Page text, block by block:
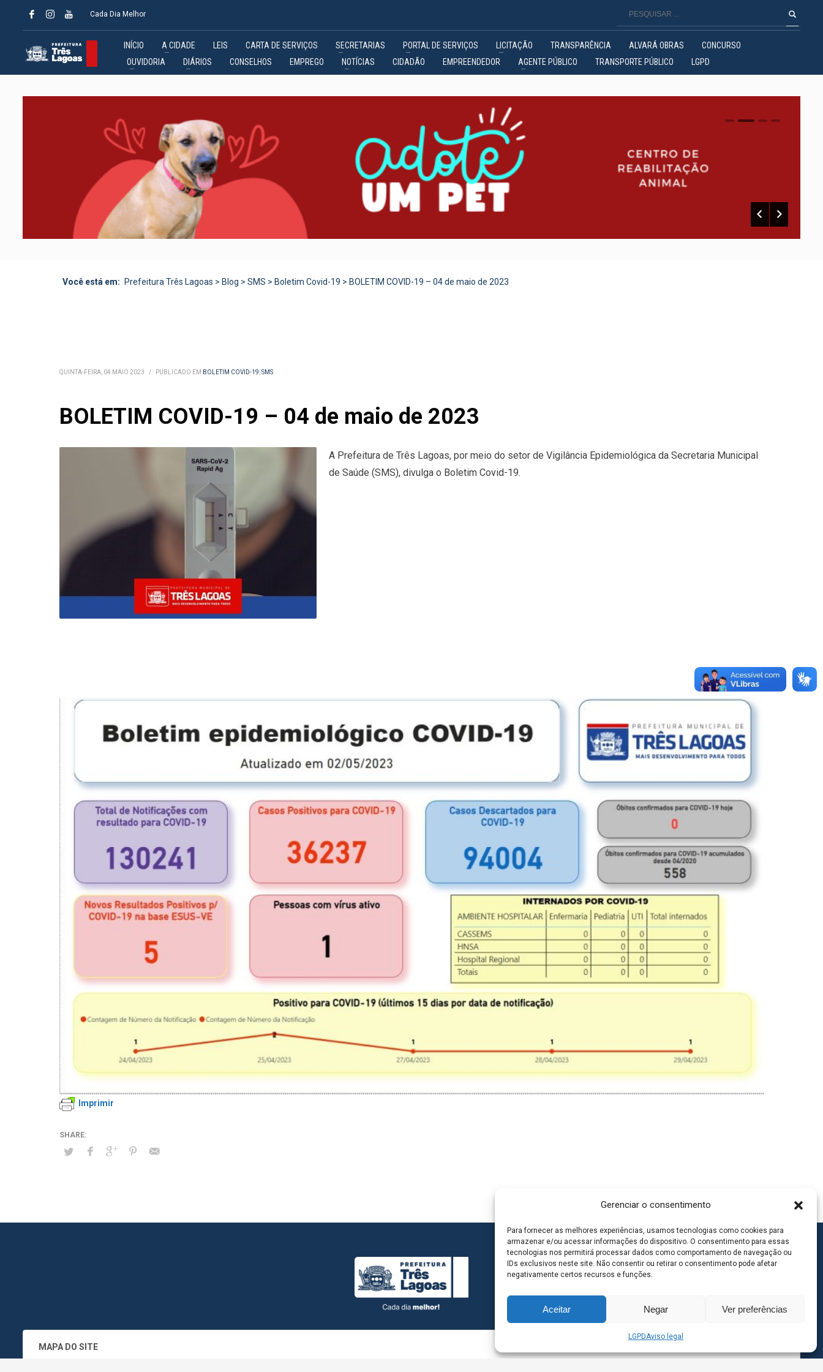
Gerenciar o consentimento
Para fornecer as melhores experiências, usamos tecnologias como cookies para
armazenar e/ou acessar informações do dispositivo. O consentimento para essas
tecnologias nos permitirá processar dados como comportamento de navegação ou
IDs exclusivos neste site. Não consentir ou retirar o consentimento pode afetar
negativamente certos recursos e funções.
Aceitar Negar Ver preferências
LGPDAviso legal
Cada Dia Melhor
INÍCIO A CIDADE LEIS CARTA DE SERVIÇOS SECRETARIAS PORTAL DE SERVIÇOS LICITAÇÃO TRANSPARÊNCIA ALVARÁ OBRAS
CONCURSO
OUVIDORIA
DIÁRIOS CONSELHOS EMPREGO NOTÍCIAS CIDADÃO EMPREENDEDOR AGENTE PÚBLICO TRANSPORTE PÚBLICO LGPD
0 1 2
Você está em: Prefeitura Três Lagoas > Blog > SMS > Boletim Covid-19 > BOLETIM COVID-19 – 04 de maio de 2023
QUINTA-FEIRA, 04 MAIO 2023 / PUBLICADO EM BOLETIM COVID-19,SMS
BOLETIM COVID-19 – 04 de maio de 2023
A Prefeitura de Três Lagoas, por meio do setor de Vigilância Epidemiológica da Secretaria Municipal
de Saúde (SMS), divulga o Boletim Covid-19.
Imprimir
MAPA DO SITE